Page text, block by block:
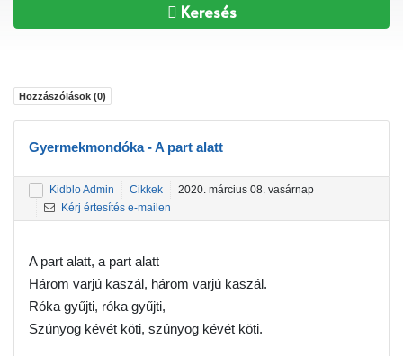
Keresés
Hozzászólások (0)
Gyermekmondóka - A part alatt
Kidblo Admin Cikkek
2020. március 08. vasárnap
Kérj értesítés e-mailen
A part alatt, a part alatt
Három varjú kaszál, három varjú kaszál.
Róka gyűjti, róka gyűjti,
Szúnyog kévét köti, szúnyog kévét köti.